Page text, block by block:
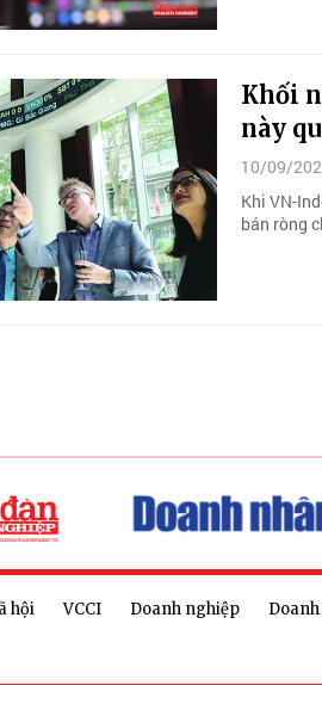
Khối
này
10/09/
Khi VN-
bán ròng
hội VCCI Doanh nghiệp